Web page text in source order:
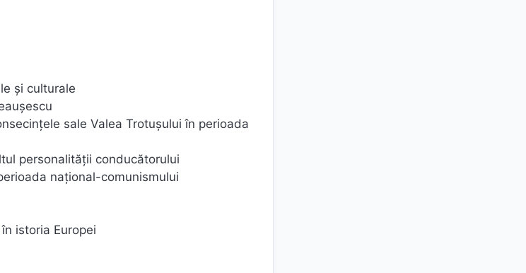
şi culturale
sale Valea Trotuşului în perioada
personalităţii conducătorului
naţional-comunismului
istoria Europei